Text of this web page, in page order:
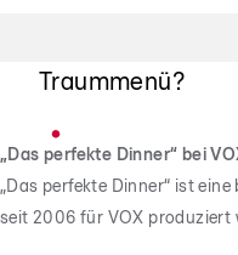
Traummenü?
„Das perfekte Dinner“ bei
„Das perfekte Dinner“ ist
seit 2006 für VOX produziert